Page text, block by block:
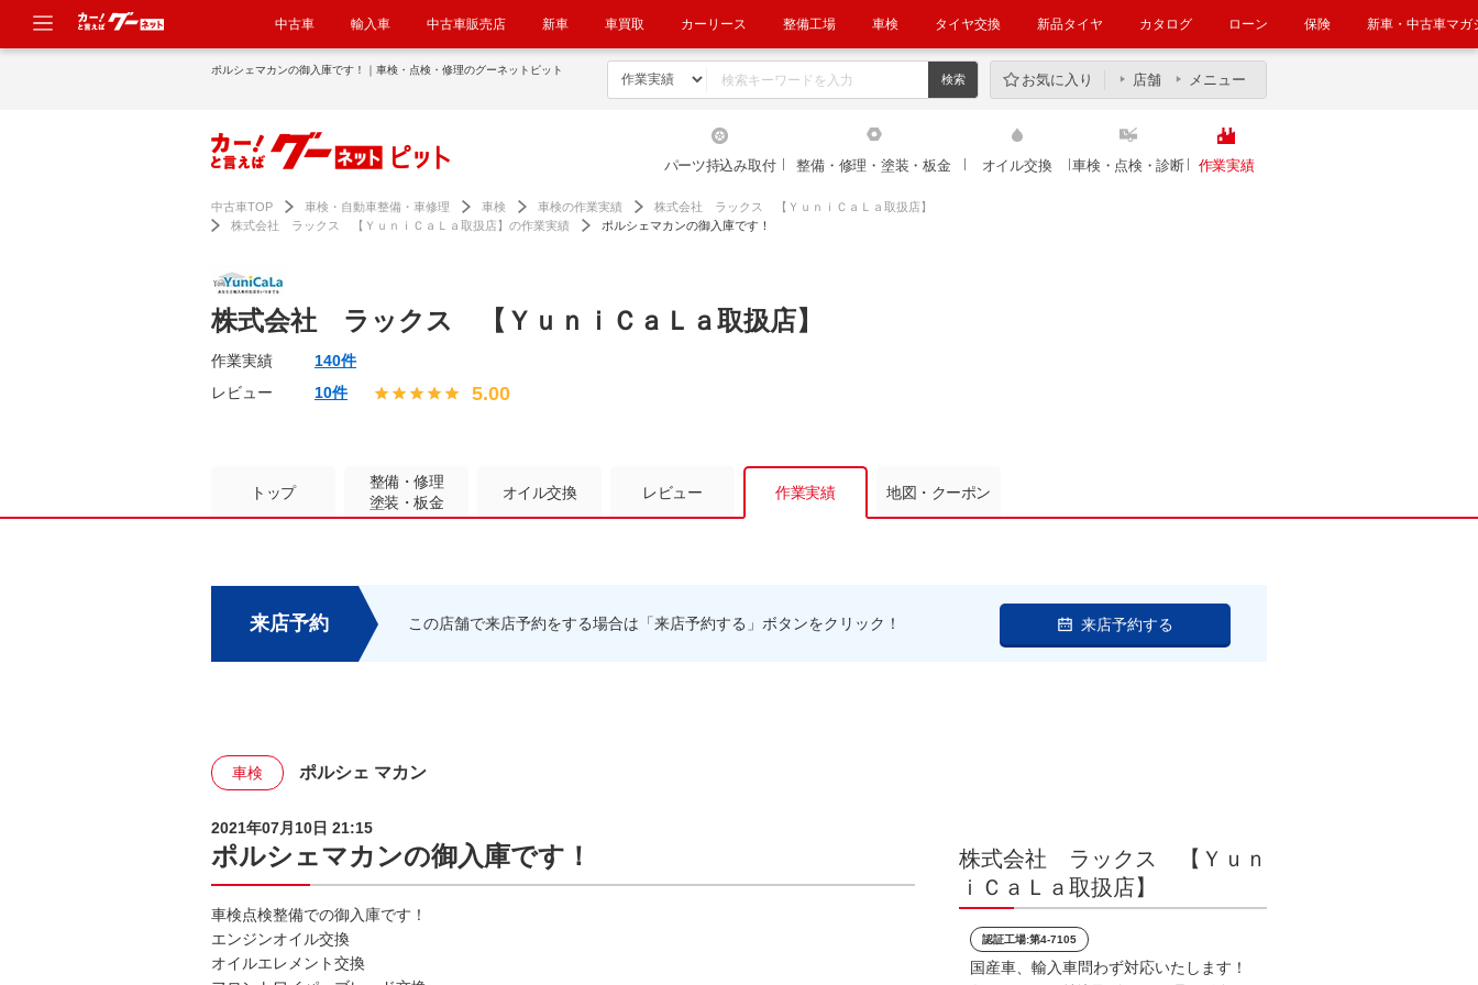
中古車 輸入車 中古車販売店 新車 車買取 カーリース 整備工場 車検 タイヤ交換 新品タイヤ カタログ ローン 保険 新車・中古車マガ
ポルシェマカンの御入庫です！｜車検・点検・修理のグーネットピット
お気に入り 店舗 メニュー
パーツ持込み取付 整備・修理・塗装・板金 オイル交換 車検・点検・診断 作業実績
中古車TOP 車検・自動車整備・車修理 車検 車検の作業実績
株式会社 ラックス 【ＹｕｎｉＣａＬａ取扱店】
株式会社 ラックス 【ＹｕｎｉＣａＬａ取扱店】の作業実績
ポルシェマカンの御入庫です！
株式会社 ラックス 【ＹｕｎｉＣａＬａ取扱店】
作業実績
140件
レビュー
10件 5.00
トップ
整備・修理
塗装・板金
オイル交換 レビュー 作業実績 地図・クーポン
来店予約 この店舗で来店予約をする場合は「来店予約する」ボタンをクリック！ 来店予約する
車検 ポルシェ マカン
2021年07月10日 21:15
ポルシェマカンの御入庫です！
車検点検整備での御入庫です！
エンジンオイル交換
オイルエレメント交換
株式会社 ラックス 【Ｙｕｎ
ｉＣａＬａ取扱店】
認証工場:第4-7105
国産車、輸入車問わず対応いたします！